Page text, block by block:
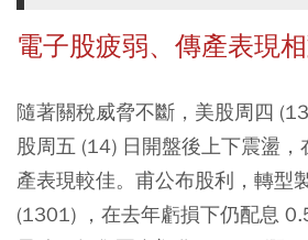
電子股疲弱、傳產表現
隨著關稅威脅不斷，美股周四
股周五 (14) 日開盤後上下震盪
產表現較佳。甫公布股利，轉型
(1301) ，在去年虧損下仍配息